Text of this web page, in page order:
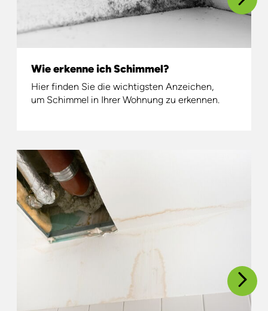
Wie erkenne ich Schimmel?
Hier finden Sie die wichtigsten Anzeichen,
um Schimmel in Ihrer Wohnung zu erkennen.